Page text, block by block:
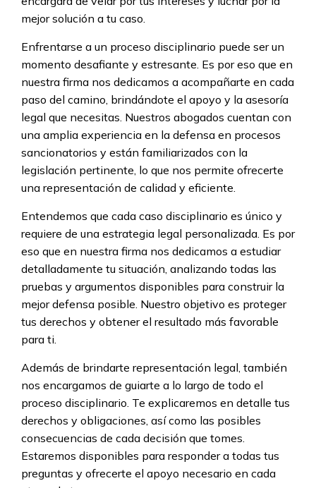
mejor solución a tu caso.
Enfrentarse a un proceso disciplinario puede ser un
momento desafiante y estresante. Es por eso que en
nuestra firma nos dedicamos a acompañarte en cada
paso del camino, brindándote el apoyo y la asesoría
legal que necesitas. Nuestros abogados cuentan con
una amplia experiencia en la defensa en procesos
sancionatorios y están familiarizados con la
legislación pertinente, lo que nos permite ofrecerte
una representación de calidad y eficiente.
Entendemos que cada caso disciplinario es único y
requiere de una estrategia legal personalizada. Es por
eso que en nuestra firma nos dedicamos a estudiar
detalladamente tu situación, analizando todas las
pruebas y argumentos disponibles para construir la
mejor defensa posible. Nuestro objetivo es proteger
tus derechos y obtener el resultado más favorable
para ti.
Además de brindarte representación legal, también
nos encargamos de guiarte a lo largo de todo el
proceso disciplinario. Te explicaremos en detalle tus
derechos y obligaciones, así como las posibles
consecuencias de cada decisión que tomes.
Estaremos disponibles para responder a todas tus
preguntas y ofrecerte el apoyo necesario en cada